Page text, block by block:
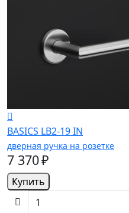
BASICS LB2-19 IN
дверная ручка на розетке
7 370 ₽
Купить